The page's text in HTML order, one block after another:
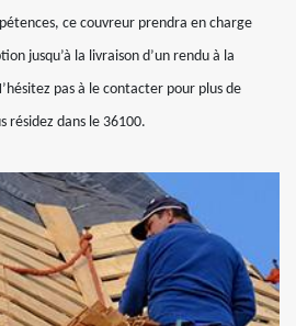
ce couvreur prendra en charge
jusqu’à la livraison d’un rendu à la
pas à le contacter pour plus de
résidez dans le 36100.